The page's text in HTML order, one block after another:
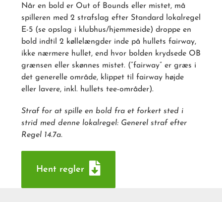
Når en bold er Out of Bounds eller mistet, må
spilleren med 2 strafslag efter Standard lokalregel
E-5 (se opslag i klubhus/hjemmeside) droppe en
bold indtil 2 køllelængder inde på hullets fairway,
ikke nærmere hullet, end hvor bolden krydsede OB
grænsen eller skønnes mistet. (”fairway” er græs i
det generelle område, klippet til fairway højde
eller lavere, inkl. hullets tee-områder).
Straf for at spille en bold fra et forkert sted i
strid med denne lokalregel: Generel straf efter
Regel 14.7a.
Hent regler